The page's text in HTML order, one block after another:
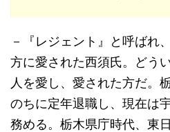
－『レジェント』と呼ばれ
方に愛された西須氏。どう
人を愛し、愛された方だ。
のちに定年退職し、現在は
務める。栃木県庁時代、東